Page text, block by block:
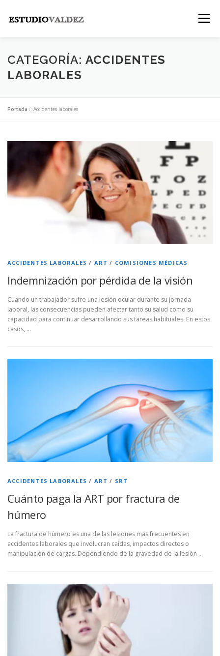
contenido
Menú
INICIO INSTITUCIONAL NOSOTROS
CATEGORÍA: ACCIDENTES
LABORALES
Portada »Accidentes laborales
ACCIDENTES LABORALES / ART / COMISIONES MÉDICAS
Indemnización por pérdida de la visión
Cuando un trabajador sufre una lesión ocular durante su jornada
laboral, las consecuencias pueden afectar tanto su salud como su
capacidad para continuar desarrollando sus tareas habituales. En estos
casos, …
ACCIDENTES LABORALES / ART / SRT
Cuánto paga la ART por fractura de
húmero
La fractura de húmero es una de las lesiones más frecuentes en
accidentes laborales que involucran caídas, impactos directos o
manipulación de cargas. Dependiendo de la gravedad de la lesión …